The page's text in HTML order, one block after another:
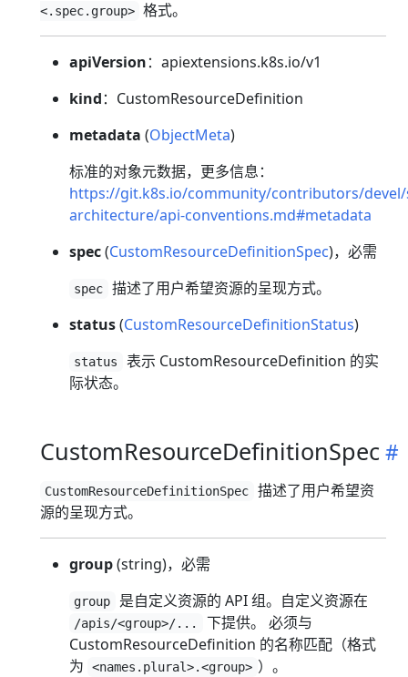
<.spec.group> 格式。
apiVersion：apiextensions.k8s.io/v1
kind：CustomResourceDefinition
metadata (ObjectMeta)
标准的对象元数据，更多信息：
https://git.k8s.io/community/contributors/
architecture/api-conventions.md#metadata
spec(CustomResourceDefinitionSpec)，必需
spec
描述了用户希望资源的呈现方式。
status(CustomResourceDefinitionStatus)
status
表示 CustomResourceDefinition 的实
际状态。
CustomResourceDefinitionSpec
CustomResourceDefinitionSpec
描述了用户希望资
源的呈现方式。
group(string)，必需
group 是自定义资源的 API 组。自定义资源在
/apis/<group>/...
下提供。 必须与
CustomResourceDefinition 的名称匹配（格式
为
<names.plural>.<group> ）。